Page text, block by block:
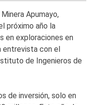
Apumayo,
próximo año la
en exploraciones en
entrevista con el
de Ingenieros de
de inversión, solo en